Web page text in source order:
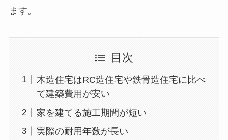
ます。
目次
木造住宅はRC造住宅や鉄骨造住宅に比べ
て建築費用が安い
家を建てる施工期間が短い
実際の耐用年数が長い